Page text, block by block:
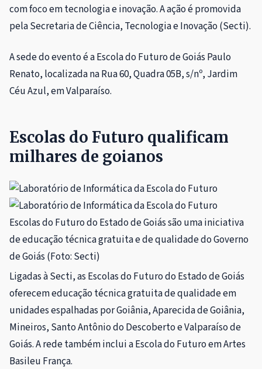
com foco em tecnologia e inovação. A ação é promovida
pela Secretaria de Ciência, Tecnologia e Inovação (Secti).
A sede do evento é a Escola do Futuro de Goiás Paulo
Renato, localizada na Rua 60, Quadra 05B, s/nº, Jardim
Céu Azul, em Valparaíso.
Escolas do Futuro qualificam
milhares de goianos
Escolas do Futuro do Estado de Goiás são uma iniciativa
de educação técnica gratuita e de qualidade do Governo
de Goiás (Foto: Secti)
Ligadas à Secti, as Escolas do Futuro do Estado de Goiás
oferecem educação técnica gratuita de qualidade em
unidades espalhadas por Goiânia, Aparecida de Goiânia,
Mineiros, Santo Antônio do Descoberto e Valparaíso de
Goiás. A rede também inclui a Escola do Futuro em Artes
Basileu França.